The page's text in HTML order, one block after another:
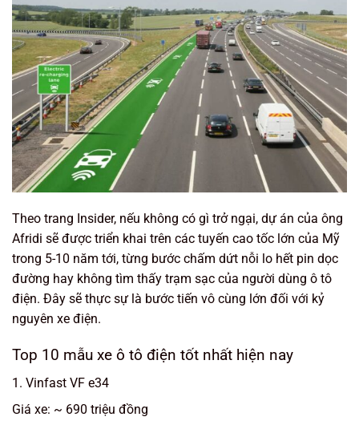
Theo trang Insider, nếu không có gì trở ngại, dự án của ông
Afridi sẽ được triển khai trên các tuyến cao tốc lớn của Mỹ
trong 5-10 năm tới, từng bước chấm dứt nỗi lo hết pin dọc
đường hay không tìm thấy trạm sạc của người dùng ô tô
điện. Đây sẽ thực sự là bước tiến vô cùng lớn đối với kỷ
nguyên xe điện.
Top 10 mẫu xe ô tô điện tốt nhất hiện nay
1. Vinfast VF e34
Giá xe: ~ 690 triệu đồng